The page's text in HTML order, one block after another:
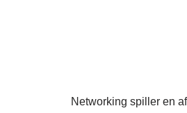
Networking spiller en